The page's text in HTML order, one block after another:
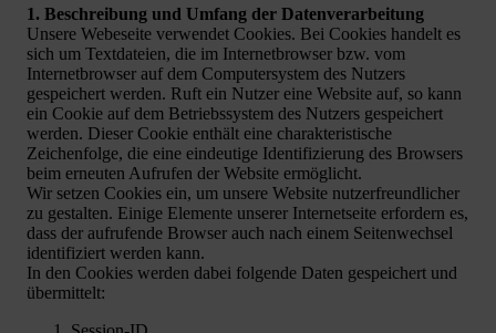
1. Beschreibung und Umfang der Datenverarbeitung
Unsere Webeseite verwendet Cookies. Bei Cookies handelt es
sich um Textdateien, die im Internetbrowser bzw. vom
Internetbrowser auf dem Computersystem des Nutzers
gespeichert werden. Ruft ein Nutzer eine Website auf, so kann
ein Cookie auf dem Betriebssystem des Nutzers gespeichert
werden. Dieser Cookie enthält eine charakteristische
Zeichenfolge, die eine eindeutige Identifizierung des Browsers
beim erneuten Aufrufen der Website ermöglicht.
Wir setzen Cookies ein, um unsere Website nutzerfreundlicher
zu gestalten. Einige Elemente unserer Internetseite erfordern es,
dass der aufrufende Browser auch nach einem Seitenwechsel
identifiziert werden kann.
In den Cookies werden dabei folgende Daten gespeichert und
übermittelt: